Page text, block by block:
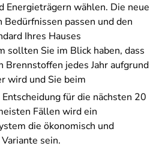
Energieträgern wählen. Die neue
passen und den
Ihres Hauses
sollten Sie im Blick haben, dass
Brennstoffen jedes Jahr aufgrund
wird und Sie beim
für die nächsten 20
Fällen wird ein
die ökonomisch und
sein.